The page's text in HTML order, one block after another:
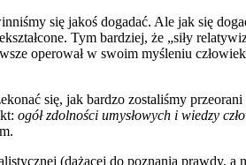
się jakoś dogadać. Ale jak się
Tym bardziej, że „siły
operował w swoim myśleniu
się, jak bardzo zostaliśmy
ogół zdolności umysłowych i wiedzy
(dążącej do poznania prawdy,